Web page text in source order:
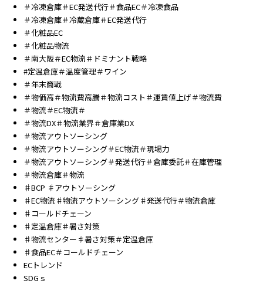
＃冷凍倉庫＃EC発送代行＃食品EC＃冷凍食品
＃冷凍倉庫＃冷蔵倉庫＃EC発送代行
＃化粧品EC
＃化粧品物流
＃南大阪＃EC物流＃ドミナント戦略
#定温倉庫＃温度管理＃ワイン
＃年末商戦
＃物価高＃物流費高騰＃物流コスト＃運賃値上げ＃物流費
＃物流＃EC物流＃
＃物流DX＃物流業界＃倉庫業DX
＃物流アウトソーシング
＃物流アウトソーシング＃EC物流＃現場力
＃物流アウトソーシング＃発送代行＃倉庫委託＃在庫管理
＃物流倉庫＃物流
♯BCP ♯アウトソーシング
♯EC物流♯物流アウトソーシング♯発送代行＃物流倉庫
♯コールドチェーン
♯定温倉庫＃暑さ対策
♯物流センター♯暑さ対策＃定温倉庫
♯食品EC＃コールドチェーン
ECトレンド
SDGｓ